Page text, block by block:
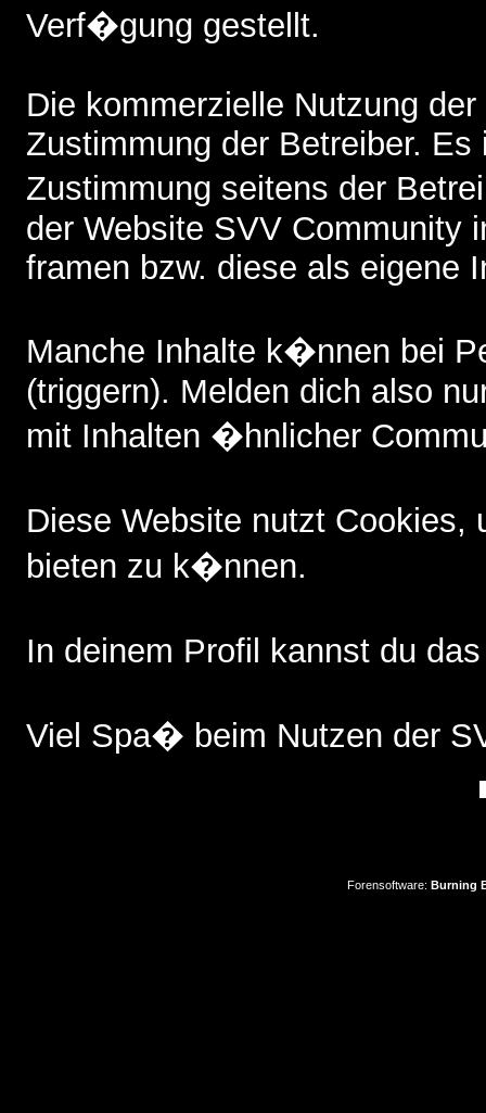
Verf�gung gestellt.
Die kommerzielle Nutzung
Zustimmung der Betreiber.
Zustimmung seitens der
der Website SVV Community
framen bzw. diese als eigene
Manche Inhalte k�nnen bei
(triggern). Melden dich also
mit Inhalten �hnlicher
Diese Website nutzt
bieten zu k�nnen.
In deinem Profil kannst du
Viel Spa� beim Nutzen der
Forensoftware: Burning